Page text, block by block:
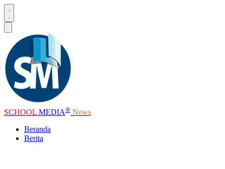
SCHOOL MEDIA® News
Beranda
Berita